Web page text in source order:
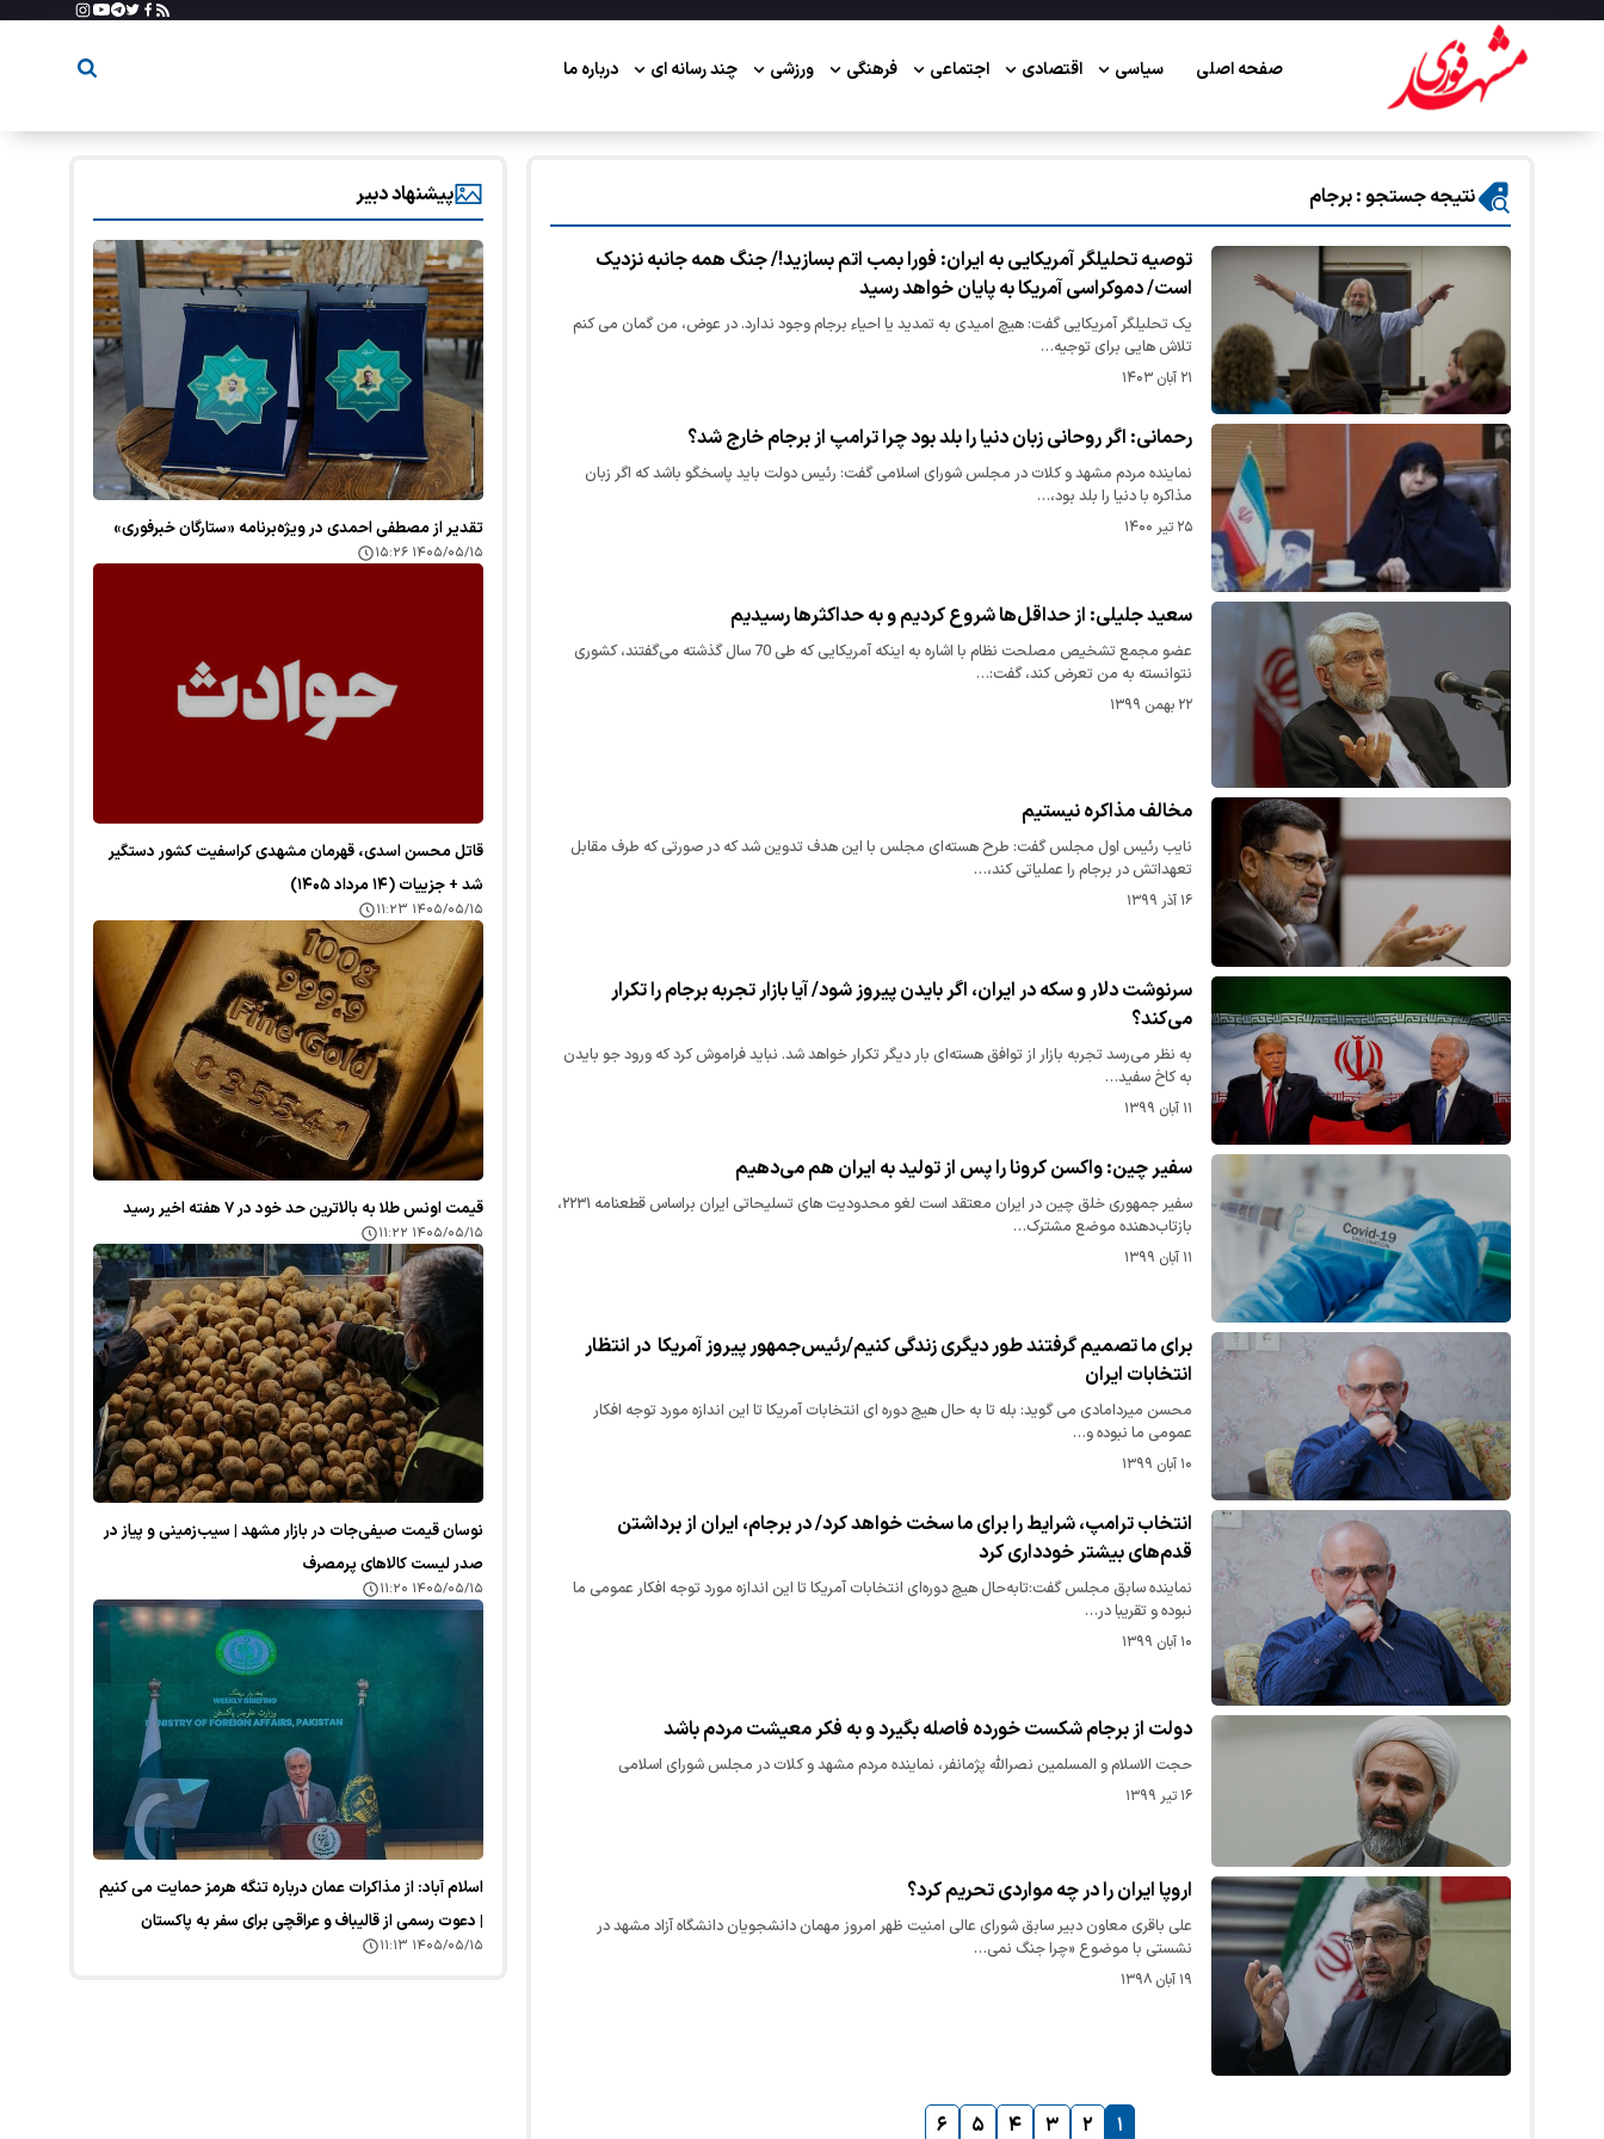
صفحه اصلی سیاسی اقتصادی اجتماعی فرهنگی ورزشی چند رسانه ای درباره ما
نتیجه جستجو : برجام
توصیه تحلیلگر آمریکایی به ایران: فورا بمب اتم بسازید!/ جنگ همه جانبه نزدیک
است/ دموکراسی آمریکا به پایان خواهد رسید
یک تحلیلگر آمریکایی گفت: هیچ امیدی به تمدید یا احیاء برجام وجود ندارد. در عوض، من گمان می ‌کنم
تلاش هایی برای توجیه…
۲۱ آبان ۱۴۰۳
رحمانی: اگر روحانی زبان دنیا را بلد بود چرا ترامپ از برجام خارج شد؟
نماینده مردم مشهد و کلات در مجلس شورای اسلامی گفت: رئیس دولت باید پاسخگو باشد که اگر زبان
مذاکره با دنیا را بلد بود،…
۲۵ تیر ۱۴۰۰
سعید جلیلی: از حداقل‌ها شروع کردیم و به حداکثرها رسیدیم
عضو مجمع تشخیص مصلحت نظام با اشاره به اینکه آمریکایی که طی 70 سال گذشته می‌گفتند، کشوری
نتوانسته به من تعرض کند، گفت:…
۲۲ بهمن ۱۳۹۹
مخالف مذاکره نیستیم
نایب رئیس اول مجلس گفت: طرح هسته‌ای مجلس با این هدف تدوین شد که در صورتی که طرف مقابل
تعهداتش در برجام را عملیاتی کند،…
۱۶ آذر ۱۳۹۹
سرنوشت دلار و سکه در ایران، اگر بایدن پیروز شود/ آیا بازار تجربه برجام را تکرار
می‌کند؟
به نظر می‌رسد تجربه بازار از توافق هسته‌ای بار دیگر تکرار خواهد شد. نباید فراموش کرد که ورود جو بایدن
به کاخ سفید…
۱۱ آبان ۱۳۹۹
سفیر چین: واکسن کرونا را پس از تولید به ایران هم می‌دهیم
سفیر جمهوری خلق چین در ایران معتقد است لغو محدودیت های تسلیحاتی ایران براساس قطعنامه ۲۲۳۱،
بازتاب‌دهنده موضع مشترک…
۱۱ آبان ۱۳۹۹
برای ما تصمیم گرفتند طور دیگری زندگی کنیم/رئیس‌جمهور پیروز آمریکا ‌ در انتظار ‌
انتخابات ایران
محسن میردامادی می گوید: بله تا به حال هیچ دوره ای انتخابات آمریکا تا این اندازه مورد توجه افکار
عمومی ما نبوده و…
۱۰ آبان ۱۳۹۹
انتخاب ترامپ، شرایط را برای ما سخت خواهد کرد/ در برجام، ایران از برداشتن
قدم‌های بیشتر خودداری کرد
نماینده سابق مجلس گفت:تابه‌حال هیچ دوره‌ای انتخابات آمریکا تا این اندازه مورد توجه افکار عمومی ما
نبوده و تقریبا در…
۱۰ آبان ۱۳۹۹
دولت از برجام شکست خورده فاصله بگیرد و به فکر معیشت مردم باشد
حجت الاسلام و المسلمین نصرالله پژمانفر، نماینده مردم مشهد و کلات در مجلس شورای اسلامی
۱۶ تیر ۱۳۹۹
اروپا ایران را در چه مواردی تحریم کرد؟
علی باقری معاون دبیر سابق شورای عالی امنیت ظهر امروز مهمان دانشجویان دانشگاه آزاد مشهد در
نشستی با موضوع «چرا جنگ نمی…
۱۹ آبان ۱۳۹۸
۱ ۲ ۳ ۴ ۵ ۶
پیشنهاد دبیر
تقدیر از مصطفی احمدی در ویژه‌برنامه «ستارگان خبرفوری»
۱۴۰۵/۰۵/۱۵ ۱۵:۲۶
قاتل محسن اسدی، قهرمان مشهدی کراسفیت کشور دستگیر
شد + جزییات (۱۴ مرداد ۱۴۰۵)
۱۴۰۵/۰۵/۱۵ ۱۱:۲۳
قیمت اونس طلا به بالاترین حد خود در ۷ هفته اخیر رسید
۱۴۰۵/۰۵/۱۵ ۱۱:۲۲
نوسان قیمت صیفی‌جات در بازار مشهد | سیب‌زمینی و پیاز در
صدر لیست کالا‌های پرمصرف
۱۴۰۵/۰۵/۱۵ ۱۱:۲۰
اسلام آباد: از مذاکرات عمان درباره تنگه هرمز حمایت می کنیم
| دعوت رسمی از قالیباف و عراقچی برای سفر به پاکستان
۱۴۰۵/۰۵/۱۵ ۱۱:۱۳